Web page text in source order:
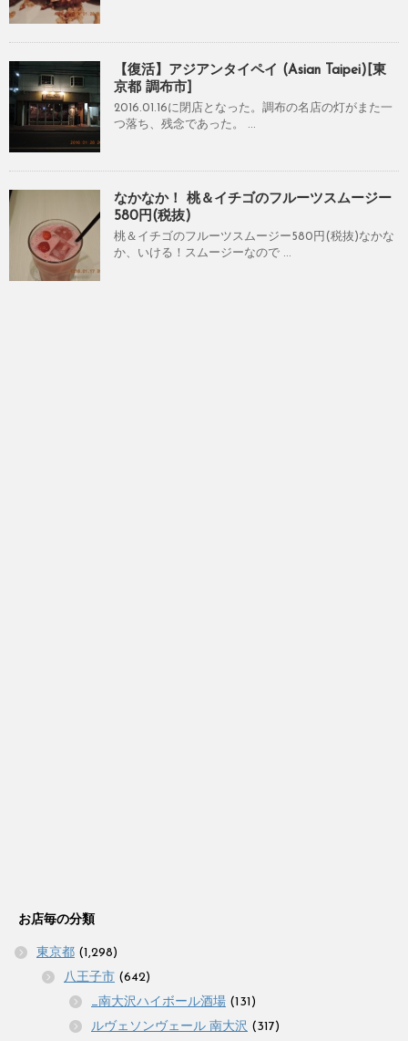
【復活】アジアンタイペイ (Asian Taipei)[東
京都 調布市]
2016.01.16に閉店となった。調布の名店の灯がまた一
つ落ち、残念であった。 ...
なかなか！ 桃＆イチゴのフルーツスムージー
580円(税抜)
桃＆イチゴのフルーツスムージー580円(税抜)なかな
か、いける！スムージーなので ...
お店毎の分類
東京都 (1,298)
八王子市 (642)
_南大沢ハイボール酒場 (131)
ルヴェソンヴェール 南大沢 (317)